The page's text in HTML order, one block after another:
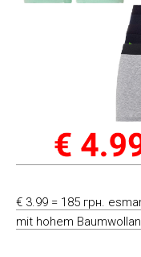
€ 3.99 = 185 грн.
mit hohem